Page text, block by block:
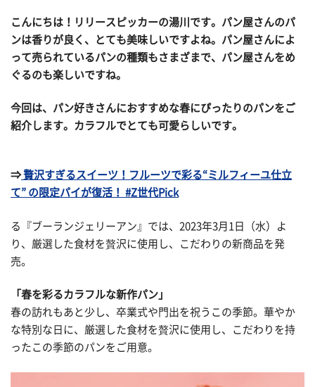
こんにちは！リリースピッカーの湯川です。パン屋さんのパ
ンは香りが良く、とても美味しいですよね。パン屋さんによ
って売られているパンの種類もさまざまで、パン屋さんをめ
ぐるのも楽しいですね。
今回は、パン好きさんにおすすめな春にぴったりのパンをご
紹介します。カラフルでとても可愛らしいです。
⇒贅沢すぎるスイーツ！フルーツで彩る“ミルフィーユ仕立
て” の限定パイが復活！ #Z世代Pick
る『ブーランジェリーアン』では、2023年3月1日（水）よ
り、厳選した食材を贅沢に使用し、こだわりの新商品を発
売。
「春を彩るカラフルな新作パン」
春の訪れもあと少し、卒業式や門出を祝うこの季節。華やか
な特別な日に、厳選した食材を贅沢に使用し、こだわりを持
ったこの季節のパンをご用意。